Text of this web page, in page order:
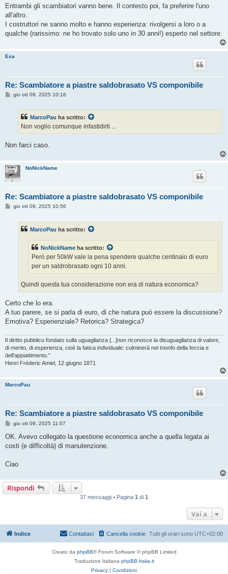
s
a
g
i
Entrambi gli scambiatori vanno bene. Il contesto poi, fa preferire l'uno
all'altro.
I costruttori ne sanno molto e hanno esperienza: rivolgersi a loro o a
qualche (rarissimo: ne ho trovato solo uno in 30 anni!) esperto nel settore.
Esa
Re: Scambiatore a piastre saldobrasato VS componibile
M
o
gio ott 09, 2025 10:16
MarcoPau ha scritto:
Non voglio comunque infastidirti ...
Non farci caso.
NoNickName
Re: Scambiatore a piastre saldobrasato VS componibile
Mgio ott 09, 2025 10:56
MarcoPau ha scritto:
NoNickName ha scritto:
Però per 50kW vale la pena spendere qualche centinaio di euro
per un saldrobrasato ogni 10 anni.
Quindi questa tua considerazione non era di natura economica?
Certo che lo era.
A tuo parere, se si parla di euro, di che natura può essere la discussione?
Emotiva? Esperienziale? Retorica? Strategica?
Il diritto pubblico fondato sulla uguaglianza [...]non riconosce la disuguaglianza di valore,
di merito, di esperienza, cioè la fatica individuale: culminerà nel trionfo della feccia e
dell'appiattimento.”
Henri Fréderic Amiel, 12 giugno 1871
MarcoPau
Re: Scambiatore a piastre saldobrasato VS componibile
M
s
a
i
gio ott 09, 2025 11:07
OK. Avevo collegato la questione economica anche a quella legata ai
costi (e difficoltà) di manutenzione.
Ciao
Rispondi
37 messaggi • Pagina 1 di 1
Vai a
Indice Tutti gli orari sono UTC+02:00
Cancella cookie
Contattaci
Creato da phpBB® Forum Software © phpBB Limited
Traduzione Italiana phpBB-Italia.it
Privacy | Condizioni